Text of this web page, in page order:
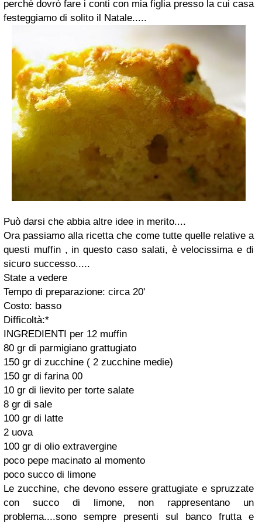
perché dovrò fare i conti con mia figlia presso la cui casa
festeggiamo di solito il Natale.....
Può darsi che abbia altre idee in merito....
Ora passiamo alla ricetta che come tutte quelle relative a
questi muffin , in questo caso salati, è velocissima e di
sicuro successo.....
State a vedere
Tempo di preparazione: circa 20'
Costo: basso
Difficoltà:*
INGREDIENTI per 12 muffin
80 gr di parmigiano grattugiato
150 gr di zucchine ( 2 zucchine medie)
150 gr di farina 00
10 gr di lievito per torte salate
8 gr di sale
100 gr di latte
2 uova
100 gr di olio extravergine
poco pepe macinato al momento
poco succo di limone
Le zucchine, che devono essere grattugiate e spruzzate
con succo di limone, non rappresentano un
problema....sono sempre presenti sul banco frutta e